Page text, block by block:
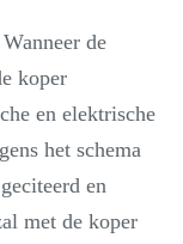
de
koper
en elektrische
het schema
en
met de koper